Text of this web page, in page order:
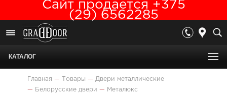
Сайт продается +375
(29) 6562285
КАТАЛОГ
Главная — Товары — Двери металлические
—
Белорусские двери —
Металюкс